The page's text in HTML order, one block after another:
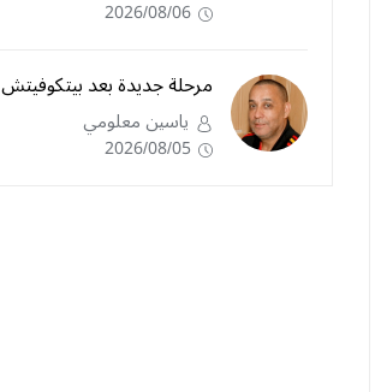
2026/08/06
مرحلة جديدة بعد بيتكوفيتش
ياسين معلومي
2026/08/05